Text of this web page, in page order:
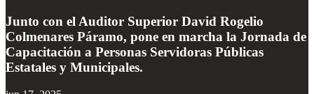
Junto con el Auditor Superior David Rogelio
Colmenares Páramo, pone en marcha la Jornada de
Capacitación a Personas Servidoras Públicas
Estatales y Municipales.